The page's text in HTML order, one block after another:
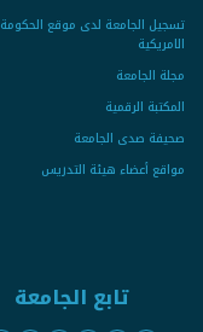
تسجيل الجامعة لدى موقع الحكومة
الامريكية
مجلة الجامعة
المكتبة الرقمية
صحيفة صدى الجامعة
مواقع أعضاء هيئة التدريس
تابع الجامعة